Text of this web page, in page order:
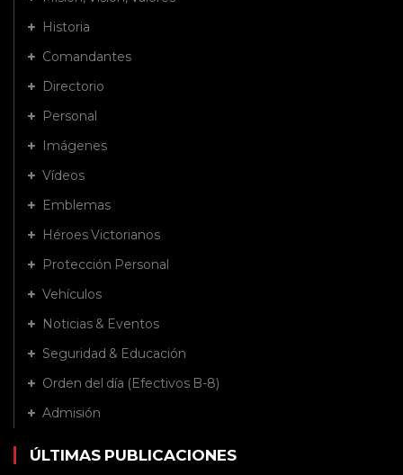
Historia
Comandantes
Directorio
Personal
Imágenes
Vídeos
Emblemas
Héroes Victorianos
Protección Personal
Vehículos
Noticias & Eventos
Seguridad & Educación
Orden del día (Efectivos B-8)
Admisión
ÚLTIMAS PUBLICACIONES